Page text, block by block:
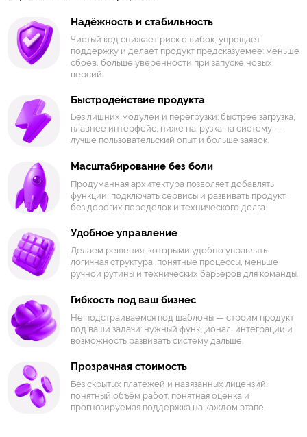
Надёжность и стабильность
Чистый код снижает риск ошибок, упрощает
поддержку и делает продукт предсказуемее: меньше
сбоев, больше уверенности при запуске новых
версий.
Быстродействие продукта
Без лишних модулей и перегрузки: быстрее загрузка,
плавнее интерфейс, ниже нагрузка на систему —
лучше пользовательский опыт и больше заявок.
Масштабирование без боли
Продуманная архитектура позволяет добавлять
функции, подключать сервисы и развивать продукт
без дорогих переделок и технического долга.
Удобное управление
Делаем решения, которыми удобно управлять:
логичная структура, понятные процессы, меньше
ручной рутины и технических барьеров для команды.
Гибкость под ваш бизнес
Не подстраиваемся под шаблоны — строим продукт
под ваши задачи: нужный функционал, интеграции и
возможность развивать систему дальше.
Прозрачная стоимость
Без скрытых платежей и навязанных лицензий:
понятный объём работ, понятная оценка и
прогнозируемая поддержка на каждом этапе.